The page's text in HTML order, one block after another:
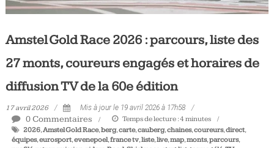
Amstel Gold Race 2026 : parcours, liste des
27 monts, coureurs engagés et horaires de
diffusion TV de la 60e édition
17 avril 2026 Mis à jour le 19 avril 2026 à 17h58
0 Commentaires Temps de lecture :4 minutes
2026,Amstel Gold Race,berg,carte,cauberg,chaines,coureurs,direct,
équipes,eurosport,evenepoel,france tv,liste,live,map,monts,parcours,